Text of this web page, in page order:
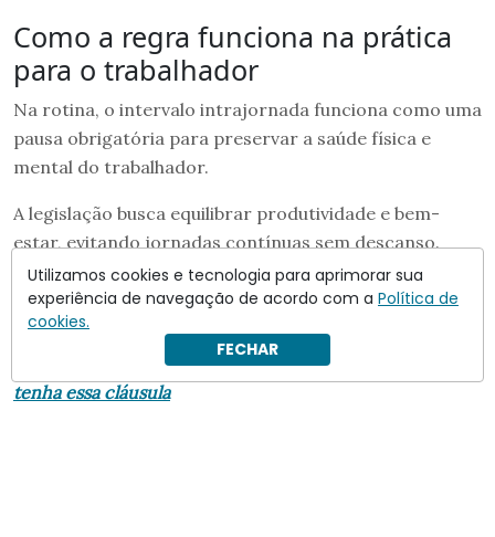
Como a regra funciona na prática
para o trabalhador
Na rotina, o intervalo intrajornada funciona como uma
pausa obrigatória para preservar a saúde física e
mental do trabalhador.
A legislação busca equilibrar produtividade e bem-
estar, evitando jornadas contínuas sem descanso.
Em resumo:
Leia também:
Inquilinos agora podem permanecer no
imóvel por tempo indeterminado desde que no contrato
tenha essa cláusula
Utilizamos cookies e tecnologia para aprimorar sua
experiência de navegação de acordo com a Política de
cookies.
FECHAR